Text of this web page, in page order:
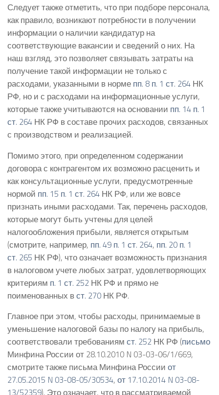
Следует также отметить, что при подборе персонала,
как правило, возникают потребности в получении
информации о наличии кандидатур на
соответствующие вакансии и сведений о них. На
наш взгляд, это позволяет связывать затраты на
получение такой информации не только с
расходами, указанными в норме пп. 8 п. 1 ст. 264 НК
РФ, но и с расходами на информационные услуги,
которые также учитываются на основании пп. 14 п. 1
ст. 264 НК РФ в составе прочих расходов, связанных
с производством и реализацией.
Помимо этого, при определенном содержании
договора с контрагентом их возможно расценить и
как консультационные услуги, предусмотренные
нормой пп. 15 п. 1 ст. 264 НК РФ, или же вовсе
признать иными расходами. Так, перечень расходов,
которые могут быть учтены для целей
налогообложения прибыли, является открытым
(смотрите, например, пп. 49 п. 1 ст. 264, пп. 20 п. 1
ст. 265 НК РФ), что означает возможность признания
в налоговом учете любых затрат, удовлетворяющих
критериям п. 1 ст. 252 НК РФ и прямо не
поименованных вст. 270 НК РФ.
Главное при этом, чтобы расходы, принимаемые в
уменьшение налоговой базы по налогу на прибыль,
соответствовали требованиям ст. 252 НК РФ (письмо
Минфина России от 28.10.2010 N 03-03-06/1/669,
смотрите также письма Минфина России от
27.05.2015 N 03-08-05/30534, от 17.10.2014 N 03-08-
13/52359). Это означает, что в рассматриваемой